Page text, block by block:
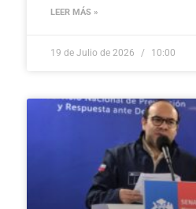
LEER MÁS »
19 de Julio de 2026 10:00